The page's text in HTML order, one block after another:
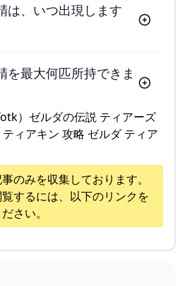
は、いつ出現します
を最大何匹所持できま
）ゼルダの伝説 ティアーズ
ィアキン 攻略 ゼルダ ティア
のみを収集しております。
するには、以下のリンクを
さい。